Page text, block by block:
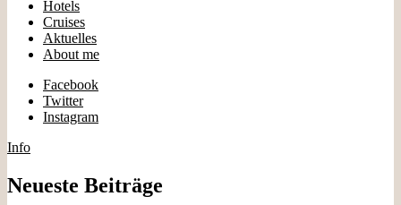
Hotels
Cruises
Aktuelles
About me
Facebook
Twitter
Instagram
Info
Neueste Beiträge